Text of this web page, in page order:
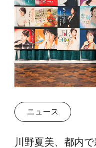
ニュース
川野夏美、都内